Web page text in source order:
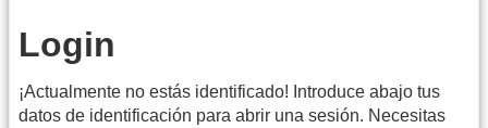
Login
¡Actualmente no estás identificado! Introduce abajo tus
datos de identificación para abrir una sesión. Necesitas